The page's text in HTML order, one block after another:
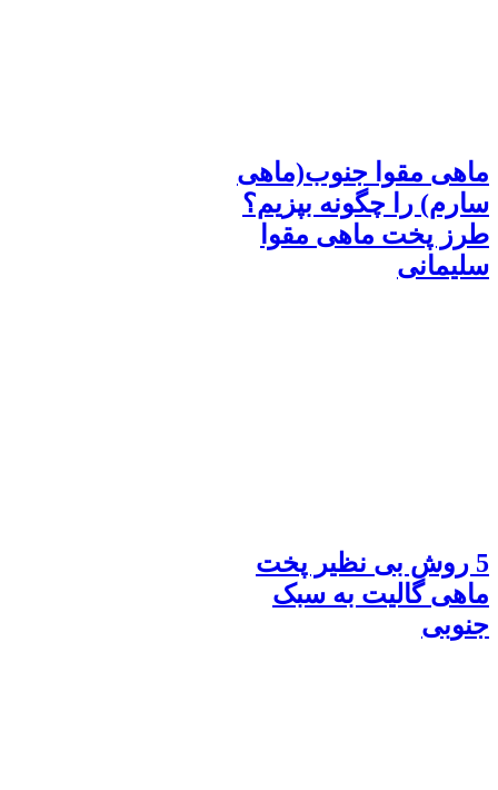
ماهی مقوا جنوب(ماهی
سارم) را چگونه بپزیم؟
طرز پخت ماهی مقوا
سلیمانی
5 روش بی نظیر پخت
ماهی گالیت به سبک
جنوبی